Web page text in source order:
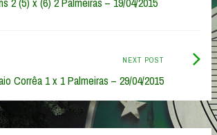
2 (5) x (6) 2 Palmeiras – 19/04/2015
NEXT POST
Corrêa 1 x 1 Palmeiras – 29/04/2015
Next